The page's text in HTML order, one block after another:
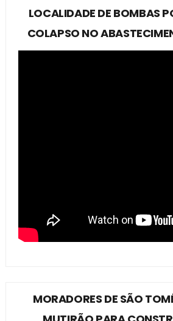
LOCALIDADE DE BOMBAS
COLAPSO NO
MORADORES DE SÃO